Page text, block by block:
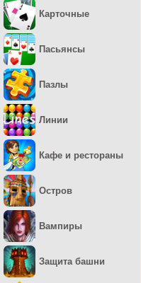
Карточные
Пасьянсы
Пазлы
Линии
Кафе и рестораны
Остров
Вампиры
Защита башни